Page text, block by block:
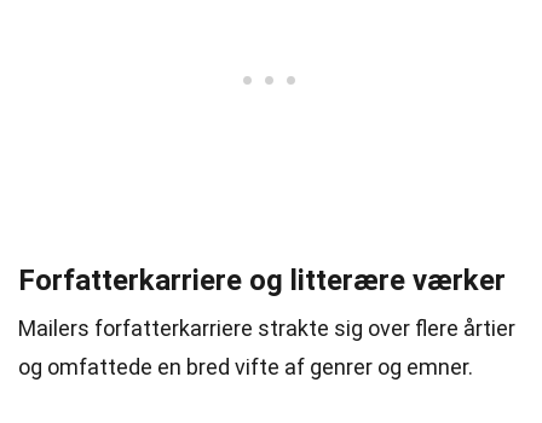
Forfatterkarriere og litterære værker
Mailers forfatterkarriere strakte sig over flere årtier
og omfattede en bred vifte af genrer og emner.